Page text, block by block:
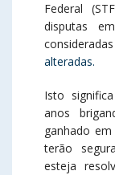
Federal
disputas
alteradas.
Isto
anos
ganhado
terão
esteja